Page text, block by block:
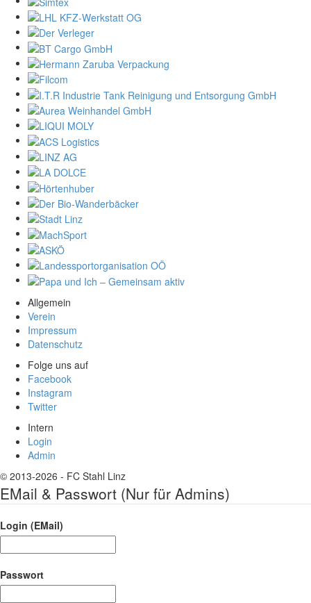
Allgemein
Verein
Impressum
Datenschutz
Folge uns auf
Facebook
Instagram
Twitter
Intern
Login
Admin
© 2013-2026 - FC Stahl Linz
EMail & Passwort (Nur für Admins)
Login (EMail)
Passwort